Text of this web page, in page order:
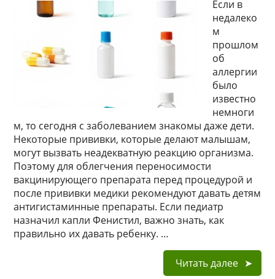
Если в
недалеко
м
прошлом
об
аллергии
было
известно
немноги
м, то сегодня с заболеванием знакомы даже дети.
Некоторые прививки, которые делают малышам,
могут вызвать неадекватную реакцию организма.
Поэтому для облегчения переносимости
вакцинирующего препарата перед процедурой и
после прививки медики рекомендуют давать детям
антигистаминные препараты. Если педиатр
назначил капли Фенистил, важно знать, как
правильно их давать ребенку. …
Читать далее